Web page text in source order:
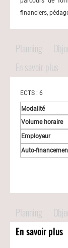
financiers,
Planning
En savoir plus
ECTS : 6
Planning
En savoir plus